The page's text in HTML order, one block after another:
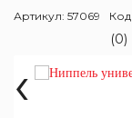
Артикул: 57069
(0)
‹